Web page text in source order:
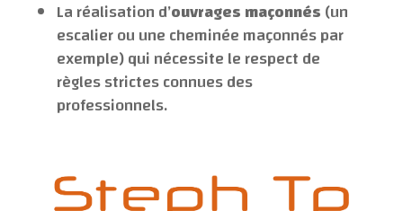
La réalisation d’ouvrages maçonnés(un
escalier ou une cheminée maçonnés par
exemple) qui nécessite le respect de
règles strictes connues des
professionnels.